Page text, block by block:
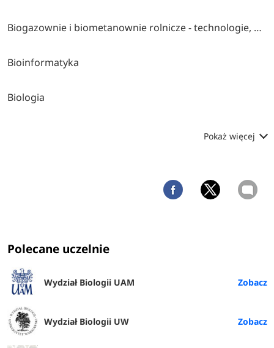
Biogazownie i biometanownie rolnicze - technologie, uzdatnianie biogazu i wykorzystanie pozostałości pofermentacyjnej
Bioinformatyka
Biologia
Pokaż więcej
Polecane uczelnie
Wydział Biologii UAM
Wydział Biologii UW